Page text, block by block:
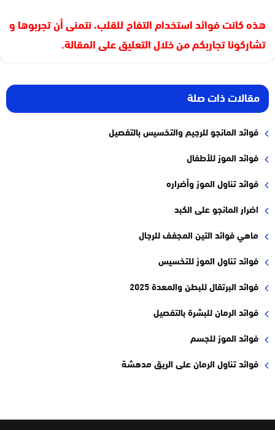
هذه كانت فوائد استخدام التفاح للقلب، نتمنى أن تجربوهاو
تشاركوناتجاربكم من خلال التعليق على المقالة.
مقالات ذات صلة
فوائد المانجو للرجيم والتخسيس بالتفصيل
فوائد الموز للأطفال
فوائد تناول الموز وأضراره
اضرار المانجو على الكبد
ماهي فوائد التين المجفف للرجال
فوائد تناول الموز للتخسيس
فوائد البرتقال للبطن والمعدة 2025
فوائد الرمان للبشرة بالتفصيل
فوائد الموز للجسم
فوائد تناول الرمان على الريق مدهشة